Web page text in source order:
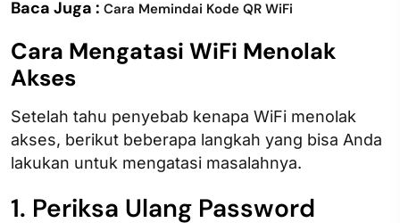
Baca Juga : Cara Memindai Kode QR WiFi
Cara Mengatasi WiFi Menolak
Akses
Setelah tahu penyebab kenapa WiFi menolak
akses​, berikut beberapa langkah yang bisa Anda
lakukan untuk mengatasi masalahnya.
1. Periksa Ulang Password